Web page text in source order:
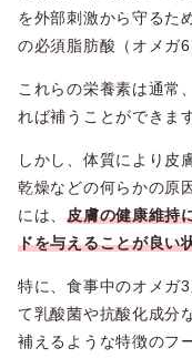
を外部刺激から守るた
の必須脂肪酸（オメガ
これらの栄養素は通常
れば補うことができます
しかし、体質により皮
乾燥などの何らかの原
には、皮膚の健康維持
ドを与えることが良い
特に、食事中のオメガ
て乳酸菌や抗酸化成分
補えるような特徴のフ